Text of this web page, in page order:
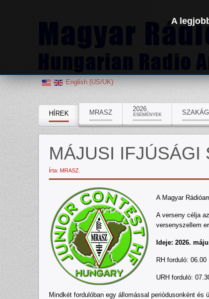
English (US/UK)
HÍREK MRASZ 2026
ESEMÉNYEK
MÁJUSI IFJÚSÁGI
Írta: MRASZ.
A Magyar
A verseny célja
versenyszellem
Ideje: 2026.
RH forduló:
URH forduló:
Mindkét fordulóban egy állomással periódusonként
A